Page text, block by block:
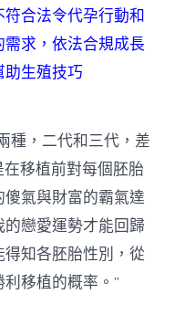
合法令代孕行動和
求，依法合規成長
生殖技巧
種，二代和三代，差
移植前對每個胚胎
氣與財富的霸氣達
戀愛運勢才能回歸
知各胚胎性別，從
移植的概率。”